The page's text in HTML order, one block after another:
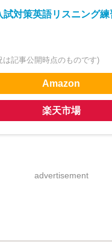
試対策英語リスニング
は記事公開時点のものです)
Amazon
楽天市場
advertisement